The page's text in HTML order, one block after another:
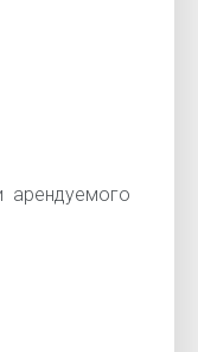
арендуемого